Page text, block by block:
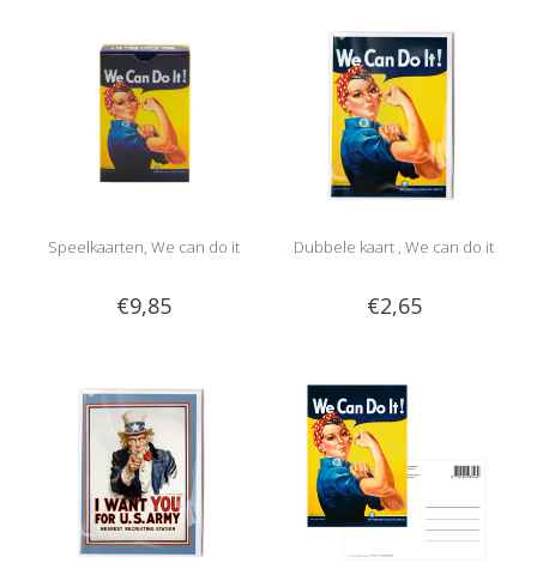
Speelkaarten, We can do it
€9,85
Dubbele kaart , We can do it
€2,65